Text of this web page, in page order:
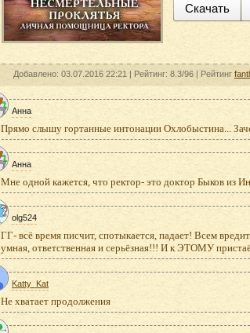
Скачать
Добавлено: 03.07.2016 22:21 | Рейтинг: 8.3/96 | Рейтинг
Анна
Прямо слышу гортанные интонации Охлобыстина...
Анна
Мне одной кажется, что ректор- это доктор Быков из
olg524
ГГ- всё время писчит, спотыкается, падает! Всем
умная, ответственная и серьёзная!!! И к ЭТОМУ
Katty_Kat
Не хватает продолжения